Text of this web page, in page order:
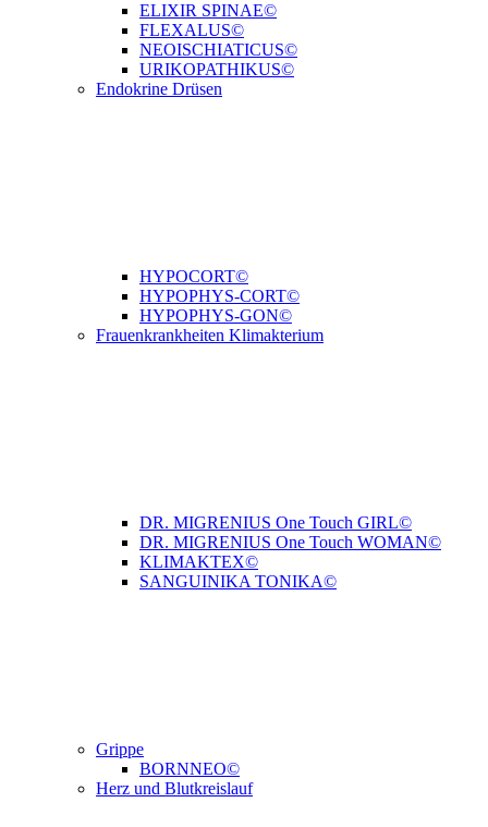
ELIXIR SPINAE©
FLEXALUS©
NEOISCHIATICUS©
URIKOPATHIKUS©
Endokrine Drüsen
HYPOCORT©
HYPOPHYS-CORT©
HYPOPHYS-GON©
Frauenkrankheiten Klimakterium
DR. MIGRENIUS One Touch GIRL©
DR. MIGRENIUS One Touch WOMAN©
KLIMAKTEX©
SANGUINIKA TONIKA©
Grippe
BORNNEO©
Herz und Blutkreislauf